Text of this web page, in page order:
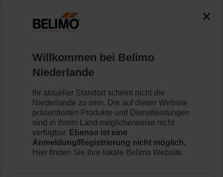
SM230P-S
Mehr erfahren
Zurück zur Produktkategorie
Willkommen bei Belimo
Niederlande
Ihr aktueller Standort scheint nicht die
Niederlande zu sein. Die auf dieser Website
präsentierten Produkte und Dienstleistungen
sind in Ihrem Land möglicherweise nicht
verfügbar. Ebenso ist eine
Anmeldung/Registrierung nicht möglich.
Hier finden Sie Ihre lokale Belimo Website.